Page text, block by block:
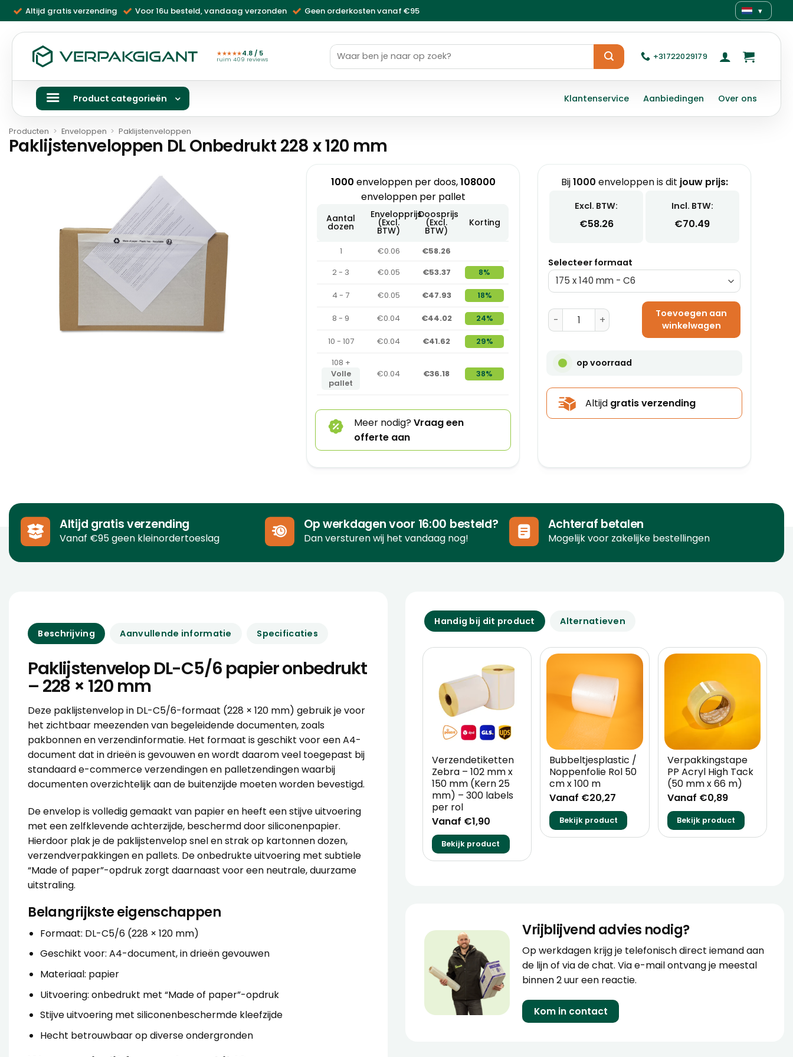
naar
inhoud
Altijd gratis verzending Voor 16u besteld, vandaag verzonden Geen orderkosten vanaf €95 ▾
★★★★★4.8 / 5
ruim 409 reviews
Zoeken
naar:
+31722029179
Product categorieën Klantenservice Aanbiedingen Over ons
Producten > Enveloppen > Paklijstenveloppen
Paklijstenveloppen DL Onbedrukt 228 x 120 mm
1000 enveloppen per doos,108000
enveloppen per pallet
Aantal
dozen
Envelopprijs
(Excl.
BTW)
Doosprijs
(Excl.
BTW)
Korting
1 €0.06
€58.26
2 - 3
€0.05 €53.37 8%
4 - 7 €0.05 €47.93 18%
8 - 9 €0.04 €44.02 24%
10 - 107 €0.04 €41.62
29%
108 +
Volle
pallet
€0.04 €36.18 38%
Meer nodig?Vraag een
offerte aan
Bij1000 enveloppen is dit jouw prijs:
Excl. BTW:
€58.26
Incl. BTW:
€70.49
Selecteer formaat
Paklijstenveloppen DL Onbedrukt 228 x 120 mm aantal
Toevoegen aan
winkelwagen
op voorraad
Altijd gratis verzending
Altijd gratis verzending
Vanaf €95 geen kleinordertoeslag
Op werkdagen voor 16:00 besteld?
Dan versturen wij het vandaag nog!
Achteraf betalen
Mogelijk voor zakelijke bestellingen
Beschrijving Aanvullende informatie Specificaties
Paklijstenvelop DL-C5/6 papier onbedrukt
– 228 × 120 mm
Deze paklijstenvelopin DL-C5/6-formaat (228 × 120 mm) gebruik je voor
het zichtbaar meezenden van begeleidende documenten, zoals
pakbonnen en verzendinformatie. Het formaat is geschikt voor een A4-
document dat in drieën is gevouwen en wordt daarom veel toegepast bij
standaard e-commerce verzendingen en palletzendingen waarbij
documenten overzichtelijk aan de buitenzijde moeten worden bevestigd.
De envelop is volledig gemaakt van papier en heeft een stijve uitvoering
met een zelfklevende achterzijde, beschermd door siliconenpapier.
Hierdoor plak je de paklijstenvelop snel en strak op kartonnen dozen,
verzendverpakkingen en pallets. De onbedrukte uitvoering met subtiele
“Made of paper”-opdruk zorgt daarnaast voor een neutrale, duurzame
uitstraling.
Belangrijkste eigenschappen
Formaat: DL-C5/6 (228 × 120 mm)
Geschikt voor: A4-document, in drieën gevouwen
Materiaal: papier
Uitvoering: onbedrukt met “Made of paper”-opdruk
Stijve uitvoering met siliconenbeschermde kleefzijde
Hecht betrouwbaar op diverse ondergronden
Handig bij dit product Alternatieven
Verzendetiketten
Zebra – 102 mm x
150 mm (Kern 25
mm) – 300 labels
per rol
Vanaf €1,90
Bekijk product
Bubbeltjesplastic /
Noppenfolie Rol 50
cm x 100 m
Vanaf €20,27
Bekijk product
Verpakkingstape
PP Acryl High Tack
(50 mm x 66 m)
Vanaf €0,89
Bekijk product
Vrijblijvend advies nodig?
Op werkdagen krijg je telefonisch direct iemand aan
de lijn of via de chat. Via e-mail ontvang je meestal
binnen 2 uur een reactie.
Kom in contact